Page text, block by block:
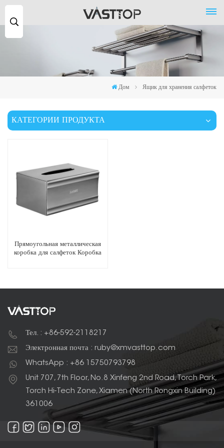
Дом Ящик для хранения салфеток
КАТЕГОРИИ ПРОДУКТА
Прямоугольная металлическая
коробка для салфеток Коробка
Тел. : +86-592-2118217
Электронная почта : ruby@xmvasttop.com
WhatsApp : +86 15750793798
Unit 707, 7th Floor, No.8 Xinfeng 2nd Road, Torch Park,
Torch Hi-Tech Zone, Xiamen (North Rongxin Building)
361006